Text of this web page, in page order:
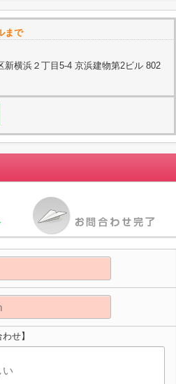
まで
新横浜２丁目5-4 京浜建物第2ビル 802
せ】